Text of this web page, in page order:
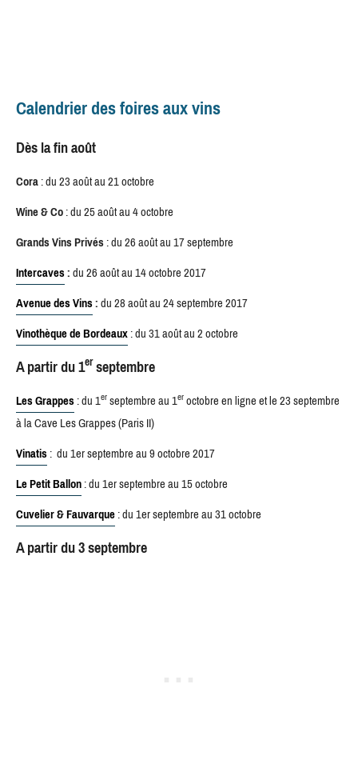
Calendrier des foires aux vins
Dès la fin août
Cora: du 23 août au 21 octobre
Wine & Co: du 25 août au 4 octobre
Grands Vins Privés: du 26 août au 17 septembre
Intercaves:du 26 août au 14 octobre 2017
Avenue des Vins:du 28 août au 24 septembre 2017
Vinothèque de Bordeaux: du 31 août au 2 octobre
A partir du 1erseptembre
Les Grappes: du 1erseptembre au 1eroctobre en ligne et le 23 septembre
à la Cave Les Grappes (Paris II)
Vinatis: du 1er septembre au 9 octobre 2017
Le Petit Ballon: du 1er septembre au 15 octobre
Cuvelier & Fauvarque: du 1er septembre au 31 octobre
A partir du 3 septembre